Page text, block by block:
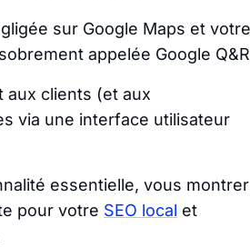
sur Google Maps et votre
appelée Google
aux clients (et aux
via une interface utilisateur
essentielle, vous montrer
pour votre SEO local et